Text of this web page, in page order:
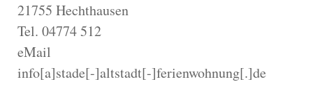
21755 Hechthausen
Tel. 04774 512
eMail
info[a]stade[-]altstadt[-]ferienwohnung[.]de